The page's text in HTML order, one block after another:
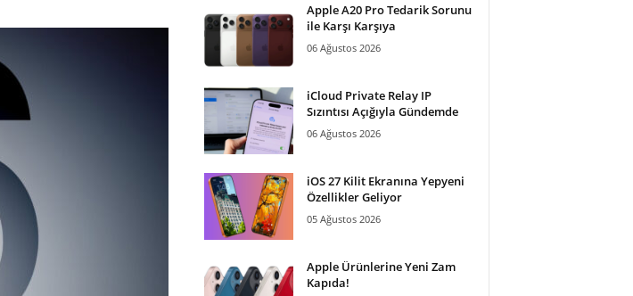
Apple A20 Pro Tedarik Sorunu
ile Karşı Karşıya
06 Ağustos 2026
iCloud Private Relay IP
Sızıntısı Açığıyla Gündemde
06 Ağustos 2026
iOS 27 Kilit Ekranına Yepyeni
Özellikler Geliyor
05 Ağustos 2026
Apple Ürünlerine Yeni Zam
Kapıda!